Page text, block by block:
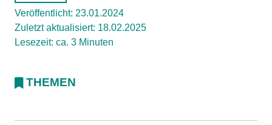
Veröffentlicht: 23.01.2024
Zuletzt aktualisiert: 18.02.2025
Lesezeit: ca. 3 Minuten
THEMEN